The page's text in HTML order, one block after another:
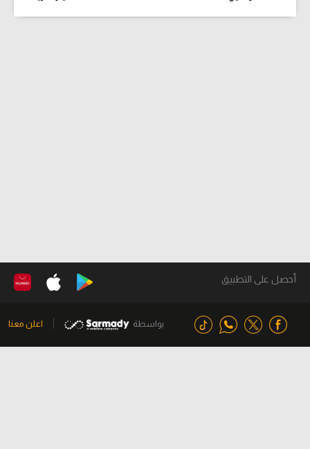
أحصل على التطبيق
بواسطة اعلن معنا